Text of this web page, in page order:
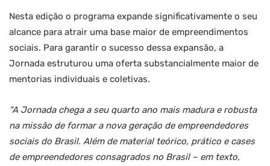
Nesta edição o programa expande significativamente o seu
alcance para atrair uma base maior de empreendimentos
sociais. Para garantir o sucesso dessa expansão, a
Jornada estruturou uma oferta substancialmente maior de
mentorias individuais e coletivas.
“A Jornada chega a seu quarto ano mais madura e robusta
na missão de formar a nova geração de empreendedores
sociais do Brasil. Além de material teórico, prático e cases
de empreendedores consagrados no Brasil – em texto,